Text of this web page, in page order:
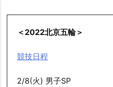
＜2022北京五輪＞
競技日程
2/8(火) 男子SP